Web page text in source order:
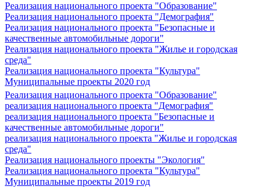
Реализация национального проекта "Образование"
Реализация национального проекта "Демография"
Реализация национального проекта "Безопасные и
качественные автомобильные дороги"
Реализация национального проекта "Жилье и городская
среда"
Реализация национального проекта "Культура"
Муниципальные проекты 2020 год
Реализация национального проекта "Образование"
реализация национального проекта "Демография"
реализация национального проекта "Безопасные и
качественные автомобильные дороги"
реализация национального проекта "Жилье и городская
среда"
Реализация национального проекты "Экология"
Реализация национального проекта "Культура"
Муниципальные проекты 2019 год